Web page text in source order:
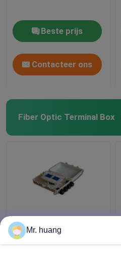
Beste prijs
Contacteer ons
Fiber Optic Terminal Box
ABS pp Vezel Optische
Einddoos binnen met
24 kernen
Mr. huang